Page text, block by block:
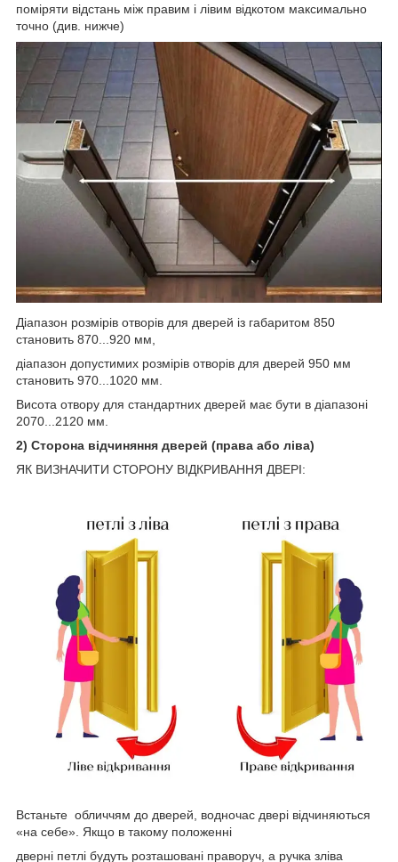
поміряти відстань між правим і лівим відкотом максимально
точно (див. нижче)
Діапазон розмірів отворів для дверей із габаритом 850
становить 870...920 мм,
діапазон допустимих розмірів отворів для дверей 950 мм
становить 970...1020 мм.
Висота отвору для стандартних дверей має бути в діапазоні
2070...2120 мм.
2) Сторона відчиняння дверей (права або ліва)
ЯК ВИЗНАЧИТИ СТОРОНУ ВІДКРИВАННЯ ДВЕРІ:
Встаньте обличчям до дверей, водночас двері відчиняються
«на себе». Якщо в такому положенні
дверні петлі будуть розташовані праворуч, а ручка зліва